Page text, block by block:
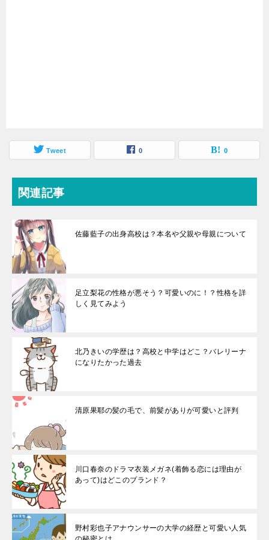
Tweet 0 0
関連記事
佐藤藍子の出身高校は？本名や父親や母親について
足立梨花の性格が悪そう？可愛いのに！？性格を詳
しく見てみよう
北乃きいの学歴は？高校と中学はどこ？バレリーナ
になりたかった過去
清原果耶の髪の毛で、前髪がありが可愛いと評判
川口春奈のドラマ衣装メガネ(着飾る恋には理由が
あって)はどこのブランド？
野村彩也子アナウンサーの大学の経歴と可愛い人気